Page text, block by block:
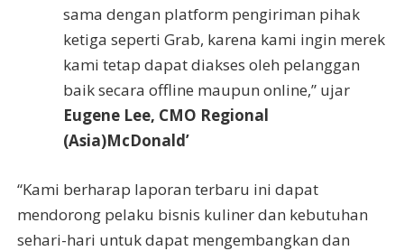
sama dengan platform pengiriman pihak
ketiga seperti Grab, karena kami ingin merek
kami tetap dapat diakses oleh pelanggan
baik secara offline maupun online,” ujar
Eugene Lee, CMO Regional
(Asia)McDonald’
“Kami berharap laporan terbaru ini dapat
mendorong pelaku bisnis kuliner dan kebutuhan
sehari-hari untuk dapat mengembangkan dan